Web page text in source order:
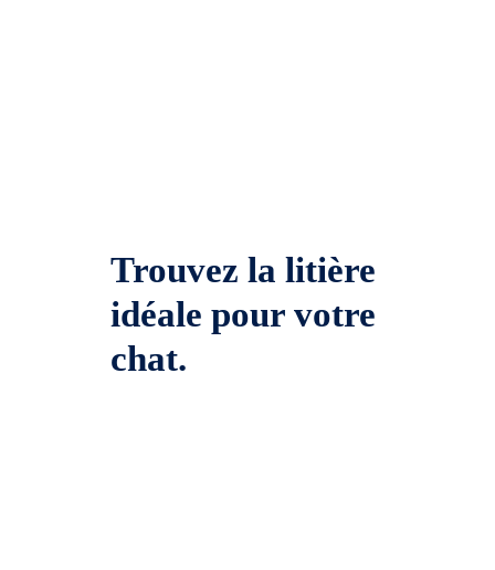
Trouvez la litière
idéale pour votre
chat.